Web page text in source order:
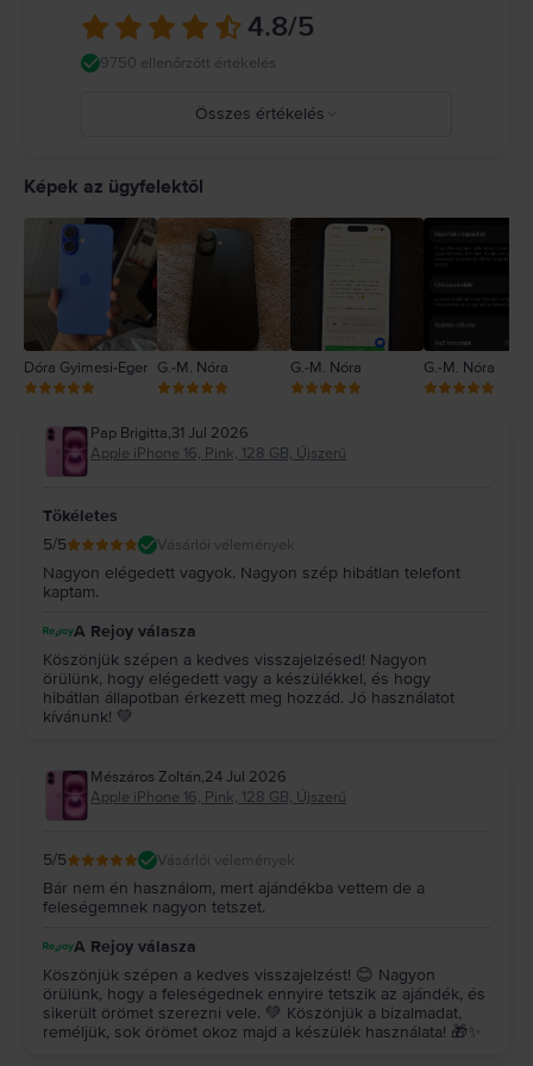
https://support.apple.com/ro-ro/guide/iphone/iph301fc905/ios
4.8/5
9750 ellenőrzött értékelés
Összes értékelés
1
Képek az ügyfelektől
Dóra Gyimesi-Eger G.-M. Nóra G.-M. Nóra G.-M. Nóra
Pap Brigitta,31 Jul 2026
Apple iPhone 16, Pink, 128 GB, Újszerű
Tökéletes
5/5 Vásárlói vélemények
Nagyon elégedett vagyok. Nagyon szép hibátlan telefont
kaptam.
A Rejoy válasza
Köszönjük szépen a kedves visszajelzésed! Nagyon
örülünk, hogy elégedett vagy a készülékkel, és hogy
hibátlan állapotban érkezett meg hozzád. Jó használatot
kívánunk! 💚
Mészáros Zoltán,24 Jul 2026
Apple iPhone 16, Pink, 128 GB, Újszerű
5/5 Vásárlói vélemények
Bár nem én használom, mert ajándékba vettem de a
feleségemnek nagyon tetszet.
A Rejoy válasza
Köszönjük szépen a kedves visszajelzést! 😊 Nagyon
örülünk, hogy a feleségednek ennyire tetszik az ajándék, és
sikerült örömet szerezni vele. 💚 Köszönjük a bizalmadat,
reméljük, sok örömet okoz majd a készülék használata! 🎁✨